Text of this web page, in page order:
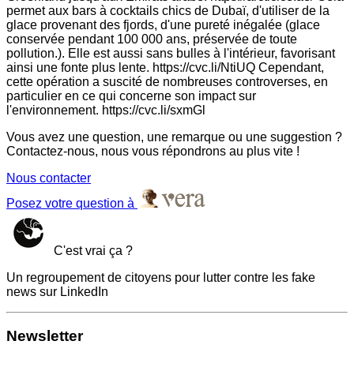
permet aux bars à cocktails chics de Dubaï, d'utiliser de la
glace provenant des fjords, d'une pureté inégalée (glace
conservée pendant 100 000 ans, préservée de toute
pollution.). Elle est aussi sans bulles à l'intérieur, favorisant
ainsi une fonte plus lente. https://cvc.li/NtiUQ Cependant,
cette opération a suscité de nombreuses controverses, en
particulier en ce qui concerne son impact sur
l'environnement. https://cvc.li/sxmGl
Vous avez une question, une remarque ou une suggestion ?
Contactez-nous, nous vous répondrons au plus vite !
Nous contacter
Posez votre question à
C'est vrai ça ?
Un regroupement de citoyens pour lutter contre les fake
news sur LinkedIn
Newsletter